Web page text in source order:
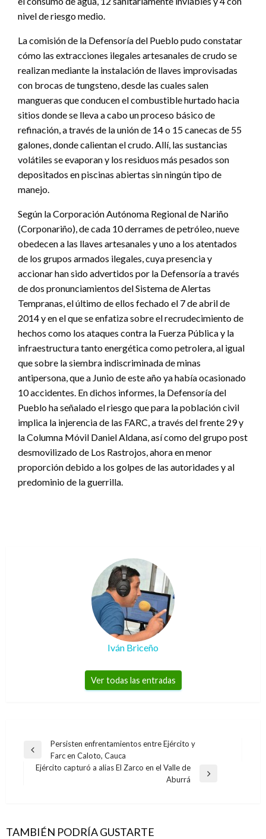
nivel de riesgo medio.
La comisión de la Defensoría del Pueblo pudo constatar
cómo las extracciones ilegales artesanales de crudo se
realizan mediante la instalación de llaves improvisadas
con brocas de tungsteno, desde las cuales salen
mangueras que conducen el combustible hurtado hacia
sitios donde se lleva a cabo un proceso básico de
refinación, a través de la unión de 14 o 15 canecas de 55
galones, donde calientan el crudo. Allí, las sustancias
volátiles se evaporan y los residuos más pesados son
depositados en piscinas abiertas sin ningún tipo de
manejo.
Según la Corporación Autónoma Regional de Nariño
(Corponariño), de cada 10 derrames de petróleo, nueve
obedecen a las llaves artesanales y uno a los atentados
de los grupos armados ilegales, cuya presencia y
accionar han sido advertidos por la Defensoría a través
de dos pronunciamientos del Sistema de Alertas
Tempranas, el último de ellos fechado el 7 de abril de
2014 y en el que se enfatiza sobre el recrudecimiento de
hechos como los ataques contra la Fuerza Pública y la
infraestructura tanto energética como petrolera, al igual
que sobre la siembra indiscriminada de minas
antipersona, que a Junio de este año ya había ocasionado
10 accidentes. En dichos informes, la Defensoría del
Pueblo ha señalado el riesgo que para la población civil
implica la injerencia de las FARC, a través del frente 29 y
la Columna Móvil Daniel Aldana, así como del grupo post
desmovilizado de Los Rastrojos, ahora en menor
proporción debido a los golpes de las autoridades y al
predominio de la guerrilla.
Iván Briceño
Ver todas las entradas
Navegación
de
Entrada
anterior
Persisten enfrentamientos entre Ejército y
Farc en Caloto, Cauca
Ejército capturó a alias El Zarco en el Valle de
Aburrá
TAMBIÉN PODRÍA GUSTARTE